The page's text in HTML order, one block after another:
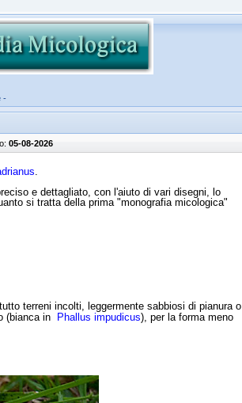
-
05-08-2026
.
e dettagliato, con l'aiuto di vari disegni, lo
si tratta della prima "monografia micologica"
terreni incolti, leggermente sabbiosi di pianura o
(bianca in Phallus impudicus), per la forma meno